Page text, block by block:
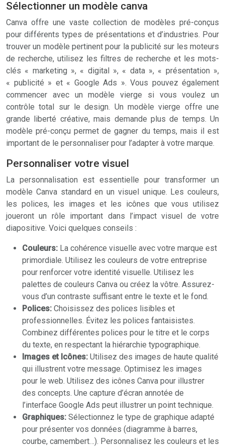
Sélectionner un modèle canva
Canva offre une vaste collection de modèles pré-conçus
pour différents types de présentations et d’industries. Pour
trouver un modèle pertinent pour la publicité sur les moteurs
de recherche, utilisez les filtres de recherche et les mots-
clés « marketing », « digital », « data », « présentation »,
« publicité » et « Google Ads ». Vous pouvez également
commencer avec un modèle vierge si vous voulez un
contrôle total sur le design. Un modèle vierge offre une
grande liberté créative, mais demande plus de temps. Un
modèle pré-conçu permet de gagner du temps, mais il est
important de le personnaliser pour l’adapter à votre marque.
Personnaliser votre visuel
La personnalisation est essentielle pour transformer un
modèle Canva standard en un visuel unique. Les couleurs,
les polices, les images et les icônes que vous utilisez
joueront un rôle important dans l’impact visuel de votre
diapositive. Voici quelques conseils :
Couleurs: La cohérence visuelle avec votre marque est
primordiale. Utilisez les couleurs de votre entreprise
pour renforcer votre identité visuelle. Utilisez les
palettes de couleurs Canva ou créez la vôtre. Assurez-
vous d’un contraste suffisant entre le texte et le fond.
Polices: Choisissez des polices lisibles et
professionnelles. Évitez les polices fantaisistes.
Combinez différentes polices pour le titre et le corps
du texte, en respectant la hiérarchie typographique.
Images et Icônes: Utilisez des images de haute qualité
qui illustrent votre message. Optimisez les images
pour le web. Utilisez des icônes Canva pour illustrer
des concepts. Une capture d’écran annotée de
l’interface Google Ads peut illustrer un point technique.
Graphiques: Sélectionnez le type de graphique adapté
pour présenter vos données (diagramme à barres,
courbe, camembert…). Personnalisez les couleurs et les